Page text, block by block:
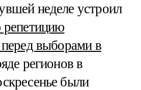
неделе устроил
репетицию
перед выборами в
регионов в
были